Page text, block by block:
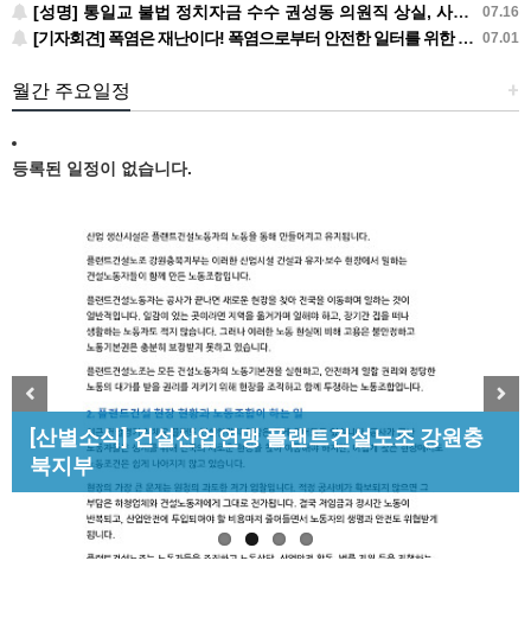
07.16
[성명] 통일교 불법 정치자금 수수 권성동 의원직 상실, 사필귀정이다
07.01
[기자회견] 폭염은 재난이다! 폭염으로부터 안전한 일터를 위한 민주노총 강원지역본부 폭염감시단 선포 기자회견
+
월간 주요일정
등록된 일정이 없습니다.
[성명] 막을 수 있었던 죽음, HL만도가 책임져라 :
청년노동자 사망사고의 철저한 진상규…
[산별소식] 건설산업연맹 플랜트건설노조 강원충
북지부
[강릉,속초,원주,춘천] 폭염감시단 사업 이모저모
[조합원☆인터뷰] 서비스연맹 전국학교비정규직노
동조합 강원지부 김유미 춘천지회장
Previous